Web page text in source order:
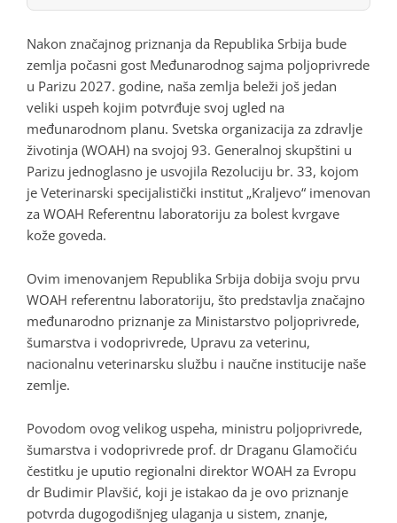
Nakon značajnog priznanja da Republika Srbija bude
zemlja počasni gost Međunarodnog sajma poljoprivrede
u Parizu 2027. godine, naša zemlja beleži još jedan
veliki uspeh kojim potvrđuje svoj ugled na
međunarodnom planu. Svetska organizacija za zdravlje
životinja (WOAH) na svojoj 93. Generalnoj skupštini u
Parizu jednoglasno je usvojila Rezoluciju br. 33, kojom
je Veterinarski specijalistički institut „Kraljevo“ imenovan
za WOAH Referentnu laboratoriju za bolest kvrgave
kože goveda.
Ovim imenovanjem Republika Srbija dobija svoju prvu
WOAH referentnu laboratoriju, što predstavlja značajno
međunarodno priznanje za Ministarstvo poljoprivrede,
šumarstva i vodoprivrede, Upravu za veterinu,
nacionalnu veterinarsku službu i naučne institucije naše
zemlje.
Povodom ovog velikog uspeha, ministru poljoprivrede,
šumarstva i vodoprivrede prof. dr Draganu Glamočiću
čestitku je uputio regionalni direktor WOAH za Evropu
dr Budimir Plavšić, koji je istakao da je ovo priznanje
potvrda dugogodišnjeg ulaganja u sistem, znanje,